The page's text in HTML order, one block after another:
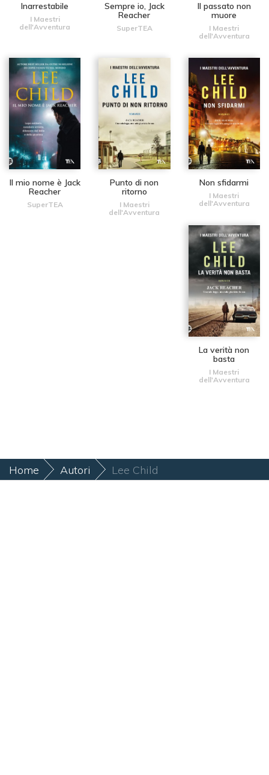
Inarrestabile
I Maestri
dell'Avventura
Sempre io, Jack
Reacher
SuperTEA
Il passato non
muore
I Maestri
dell'Avventura
Il mio nome è Jack
Reacher
SuperTEA
Punto di non
ritorno
I Maestri
dell'Avventura
Non sfidarmi
I Maestri
dell'Avventura
La verità non
basta
I Maestri
dell'Avventura
Home Autori Lee Child